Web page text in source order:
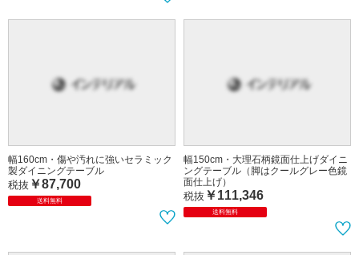
幅160cm・傷や汚れに強いセラミック
製ダイニングテーブル
税抜 ￥87,700
送料無料
幅150cm・大理石柄鏡面仕上げダイニ
ングテーブル（脚はクールグレー色鏡
面仕上げ）
税抜 ￥111,346
送料無料